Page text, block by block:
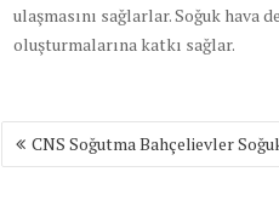
ulaşmasını sağlarlar. Soğuk hava
oluşturmalarına katkı sağlar.
Yazı
gezinmesi
CNS Soğutma Bahçelievler